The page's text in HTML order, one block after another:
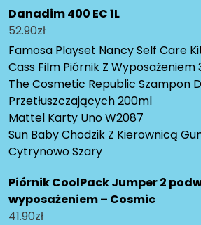
Danadim 400 EC 1L
52.90zł
Famosa Playset Nancy Self Care
Cass Film Piórnik Z Wyposażeniem
The Cosmetic Republic Szampon
Przetłuszczających 200ml
Mattel Karty Uno W2087
Sun Baby Chodzik Z Kierownicą
Cytrynowo Szary
Piórnik CoolPack Jumper 2
wyposażeniem – Cosmic
41.90zł